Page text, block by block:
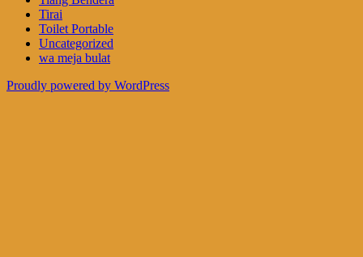
Tirai
Toilet Portable
Uncategorized
wa meja bulat
Proudly powered by WordPress